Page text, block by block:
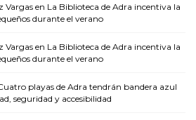
Vargas en La Biblioteca de Adra incentiva la
durante el verano
Vargas en La Biblioteca de Adra incentiva la
durante el verano
playas de Adra tendrán bandera azul
seguridad y accesibilidad